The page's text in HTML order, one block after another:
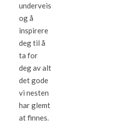
underveis
og å
inspirere
deg til å
ta for
deg av alt
det gode
vi nesten
har glemt
at finnes.